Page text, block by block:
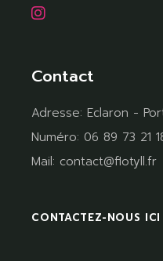
Contact
Adresse:Eclaron -
Numéro:06 89 73 21
Mail: contact@flotyll.fr
CONTACTEZ-NOUS ICI